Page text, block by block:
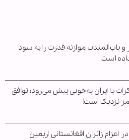
و باب‌المندب موازنه قدرت را به سود
است
با ایران به‌خوبی پیش می‌رود؛ توافق
نزدیک است!
اعزام زائران افغانستانی اربعین